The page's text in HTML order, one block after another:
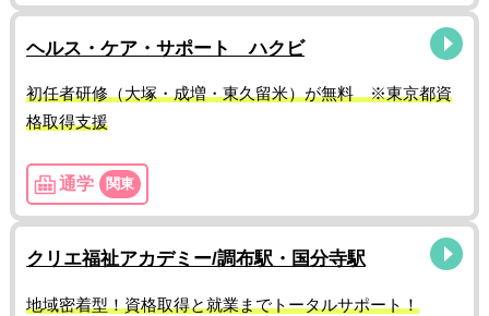
ヘルス・ケア・サポート ハクビ
初任者研修（大塚・成増・東久留米）が無料 ※東京都資
格取得支援
通学 関東
クリエ福祉アカデミー/調布駅・国分寺駅
地域密着型！資格取得と就業までトータルサポート！